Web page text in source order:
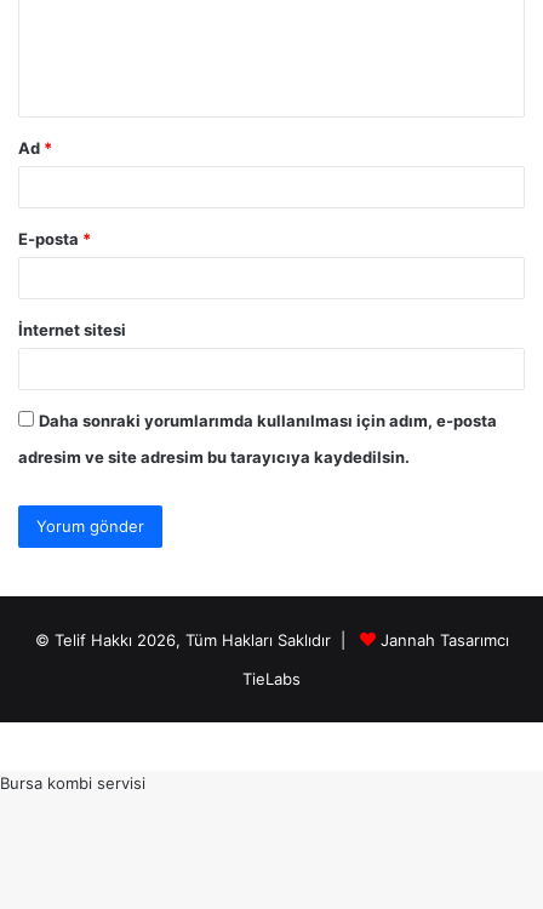
Ad *
E-posta *
İnternet sitesi
Daha sonraki yorumlarımda kullanılması için adım, e-posta
adresim ve site adresim bu tarayıcıya kaydedilsin.
© Telif Hakkı 2026, Tüm Hakları Saklıdır |
Jannah Tasarımcı
TieLabs
Bursa kombi servisi